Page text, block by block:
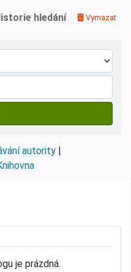
hledání Vymazat
autority
je prázdná.